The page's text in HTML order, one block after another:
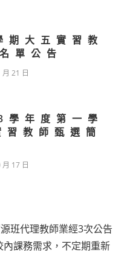
大五實習教
單公告
21 日
年度第一學
教師甄選簡
17 日
班代理教師業經3次公告
課務需求，不定期重新